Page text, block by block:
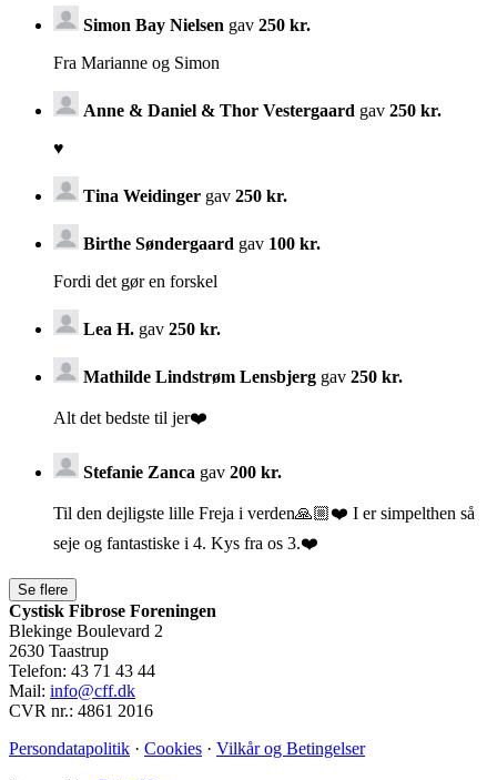
Simon Bay Nielsen gav 250 kr.
Fra Marianne og Simon
Anne & Daniel & Thor Vestergaard gav 250 kr.
♥️
Tina Weidinger gav 250 kr.
Birthe Søndergaard gav 100 kr.
Fordi det gør en forskel
Lea H. gav 250 kr.
Mathilde Lindstrøm Lensbjerg gav 250 kr.
Alt det bedste til jer❤️
Stefanie Zanca gav 200 kr.
Til den dejligste lille Freja i verden🙏🏼❤️ I er simpelthen så
seje og fantastiske i 4. Kys fra os 3.❤️
Cystisk Fibrose Foreningen
Blekinge Boulevard 2
2630 Taastrup
Telefon: 43 71 43 44
Mail: info@cff.dk
CVR nr.: 4861 2016
Persondatapolitik · Cookies · Vilkår og Betingelser